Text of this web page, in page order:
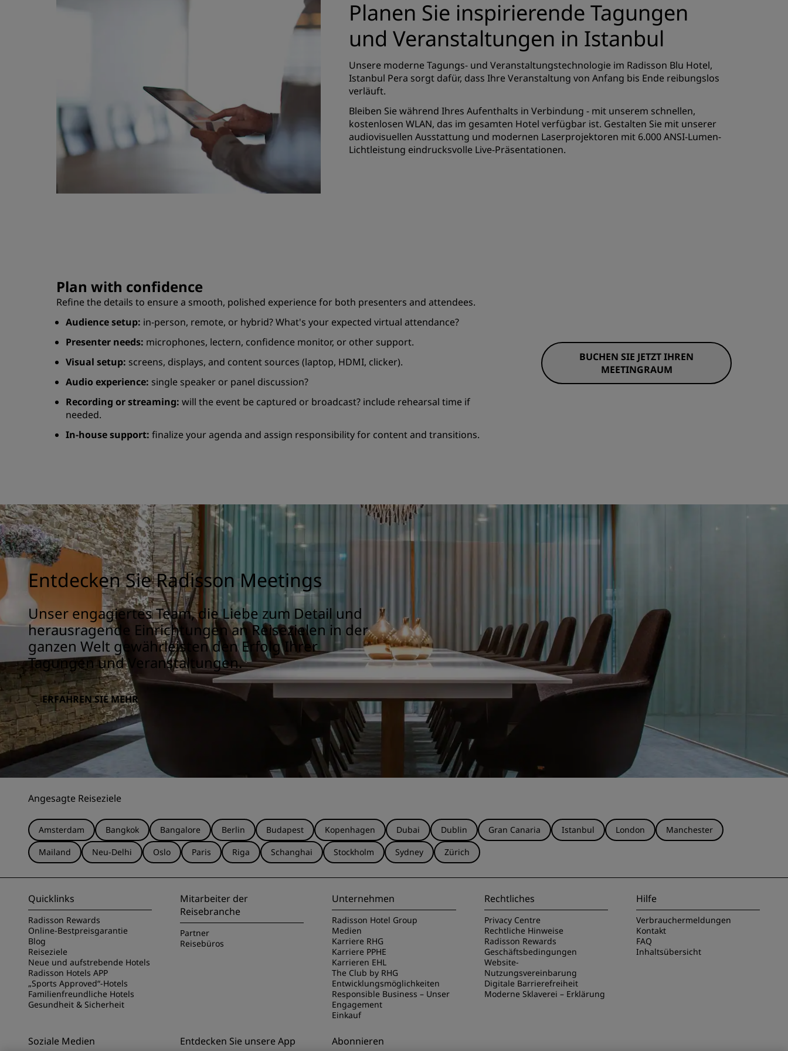
REGISTRIEREN
Planen Sie inspirierende Tagungen
und Veranstaltungen in Istanbul
Unsere moderne Tagungs- und Veranstaltungstechnologie im Radisson Blu Hotel,
Istanbul Pera sorgt dafür, dass Ihre Veranstaltung von Anfang bis Ende reibungslos
verläuft.
Bleiben Sie während Ihres Aufenthalts in Verbindung - mit unserem schnellen,
kostenlosen WLAN, das im gesamten Hotel verfügbar ist. Gestalten Sie mit unserer
audiovisuellen Ausstattung und modernen Laserprojektoren mit 6.000 ANSI-Lumen-
Lichtleistung eindrucksvolle Live-Präsentationen.
Plan with confidence
Refine the details to ensure a smooth, polished experience for both presenters and attendees.
Audience setup: in-person, remote, or hybrid? What's your expected virtual attendance?
Presenter needs: microphones, lectern, confidence monitor, or other support.
Visual setup: screens, displays, and content sources (laptop, HDMI, clicker).
Audio experience: single speaker or panel discussion?
Recording or streaming: will the event be captured or broadcast? include rehearsal time if
needed.
In-house support: finalize your agenda and assign responsibility for content and transitions.
BUCHEN SIE JETZT IHREN
MEETINGRAUM
Entdecken Sie Radisson Meetings
Unser engagiertes Team, die Liebe zum Detail und
herausragende Einrichtungen an Reisezielen in der
ganzen Welt gewährleisten den Erfolg Ihrer
Tagungen und Veranstaltungen.
ERFAHREN SIE MEHR
Angesagte Reiseziele
Amsterdam Bangkok Bangalore Berlin Budapest Kopenhagen Dubai Dublin Gran Canaria Istanbul London
Manchester
Mailand
Neu-Delhi Oslo Paris Riga Schanghai Stockholm Sydney Zürich
Quicklinks
Radisson Rewards
Online-Bestpreisgarantie
Blog
Reiseziele
Neue und aufstrebende Hotels
Radisson Hotels APP
„Sports Approved“-Hotels
Familienfreundliche Hotels
Gesundheit & Sicherheit
Mitarbeiter der
Reisebranche
Partner
Reisebüros
Unternehmen
Radisson Hotel Group
Medien
Karriere RHG
Karriere PPHE
Karrieren EHL
The Club by RHG
Entwicklungsmöglichkeiten
Responsible Business – Unser
Engagement
Einkauf
Rechtliches
Privacy Centre
Rechtliche Hinweise
Radisson Rewards
Geschäftsbedingungen
Website-
Nutzungsvereinbarung
Digitale Barrierefreiheit
Moderne Sklaverei – Erklärung
Hilfe
Verbrauchermeldungen
Kontakt
FAQ
Inhaltsübersicht
Soziale Medien Entdecken Sie unsere App Abonnieren